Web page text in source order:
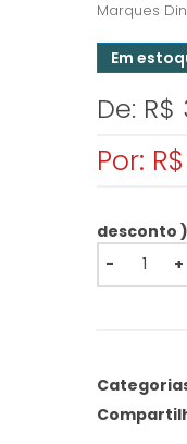
Marques
Em
De:
Por:
desconto )
-
+